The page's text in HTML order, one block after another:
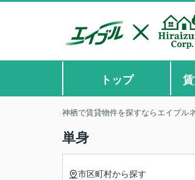
トップ
神栖で賃貸物件を探すならエイブル
単身
市区町村から探す